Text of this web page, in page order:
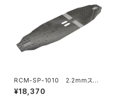
RCM-SP-1010 2.2mmスタ
ンダードカーボンシャーシ
¥18,370